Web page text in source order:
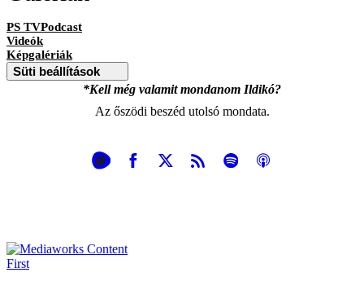
PS TVPodcast
Videók
Képgalériák
Süti beállítások
*Kell még valamit mondanom Ildikó?
Az őszödi beszéd utolsó mondata.